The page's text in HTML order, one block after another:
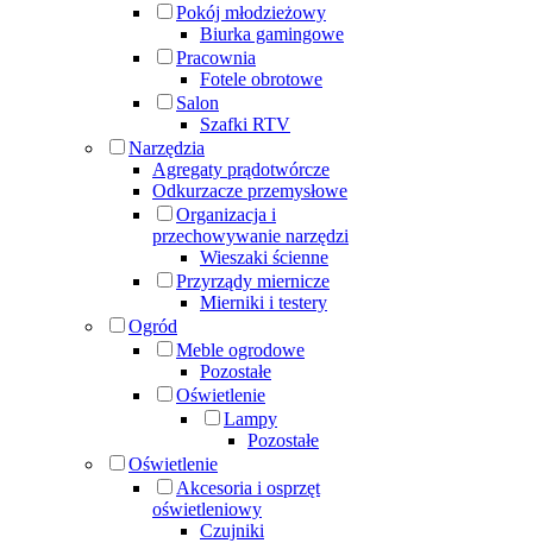
Pokój młodzieżowy
Biurka gamingowe
Pracownia
Fotele obrotowe
Salon
Szafki RTV
Narzędzia
Agregaty prądotwórcze
Odkurzacze przemysłowe
Organizacja i
przechowywanie narzędzi
Wieszaki ścienne
Przyrządy miernicze
Mierniki i testery
Ogród
Meble ogrodowe
Pozostałe
Oświetlenie
Lampy
Pozostałe
Oświetlenie
Akcesoria i osprzęt
oświetleniowy
Czujniki